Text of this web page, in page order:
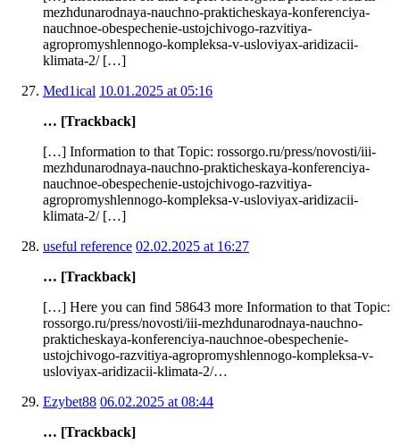
mezhdunarodnaya-nauchno-prakticheskaya-konferenciya-
nauchnoe-obespechenie-ustojchivogo-razvitiya-
agropromyshlennogo-kompleksa-v-usloviyax-aridizacii-
klimata-2/ […]
Med1ical 10.01.2025 at 05:16
… [Trackback]
[…] Information to that Topic: rossorgo.ru/press/novosti/iii-
mezhdunarodnaya-nauchno-prakticheskaya-konferenciya-
nauchnoe-obespechenie-ustojchivogo-razvitiya-
agropromyshlennogo-kompleksa-v-usloviyax-aridizacii-
klimata-2/ […]
useful reference 02.02.2025 at 16:27
… [Trackback]
[…] Here you can find 58643 more Information to that Topic:
rossorgo.ru/press/novosti/iii-mezhdunarodnaya-nauchno-
prakticheskaya-konferenciya-nauchnoe-obespechenie-
ustojchivogo-razvitiya-agropromyshlennogo-kompleksa-v-
usloviyax-aridizacii-klimata-2/…
Ezybet88 06.02.2025 at 08:44
… [Trackback]